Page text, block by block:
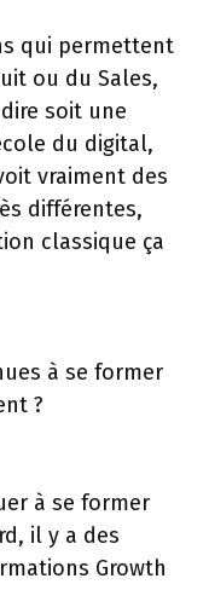
qui permettent
ou du Sales,
soit une
du digital,
vraiment des
différentes,
classique ça
à se former
?
à se former
il y a des
Growth